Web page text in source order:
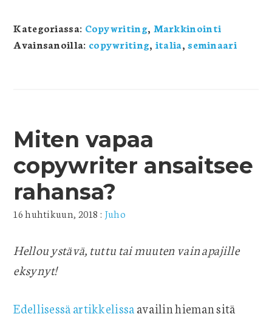
Kategoriassa: Copywriting, Markkinointi
Avainsanoilla: copywriting, italia,seminaari
Miten vapaa
copywriter ansaitsee
rahansa?
16 huhtikuun, 2018 : Juho
Hellou ystävä, tuttu tai muuten vain apajille
eksynyt!
Edellisessä artikkelissa availin hieman sitä